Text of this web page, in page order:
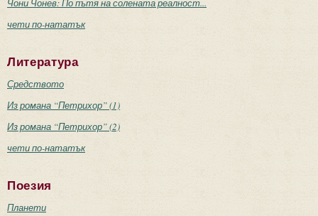
Чони Чонев: По пътя на солената реалност...
чети по-нататък
Литература
Средството
Из романа “Петрихор” (1)
Из романа “Петрихор” (2)
чети по-нататък
Поезия
Планети